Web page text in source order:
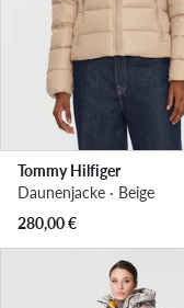
Tommy Hilfiger
Daunenjacke · Beige
280,00€